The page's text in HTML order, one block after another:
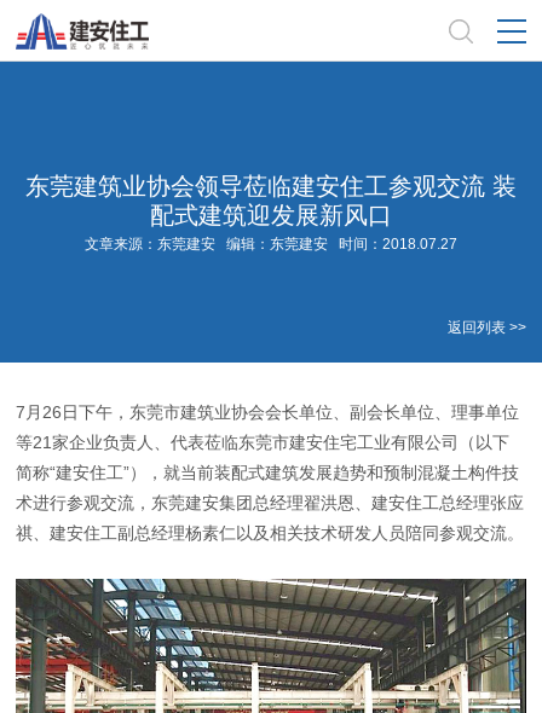
东莞建筑业协会领导莅临建安住工参观交流 装
配式建筑迎发展新风口
文章来源：东莞建安 编辑：东莞建安 时间：2018.07.27
返回列表 >>
7月26日下午，东莞市建筑业协会会长单位、副会长单位、理事单位
等21家企业负责人、代表莅临东莞市建安住宅工业有限公司（以下
简称“建安住工”），就当前装配式建筑发展趋势和预制混凝土构件技
术进行参观交流，东莞建安集团总经理翟洪恩、建安住工总经理张应
祺、建安住工副总经理杨素仁以及相关技术研发人员陪同参观交流。